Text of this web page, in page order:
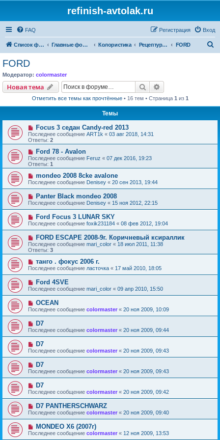
refinish-avtolak.ru
FAQ Вход
Регистрация
Список форумов Главные форумы Колористика Рецептуры участников (архив) FORD
FORD
Модератор: colormaster
Новая тема Поиск
Отметить все темы как прочтённые• 16 тем • Страница 1 из 1
Темы
Focus 3 седан Candy-red 2013
Последнее сообщение ART1k « 03 авг 2018, 14:31
Ответы: 2
Ford 78 - Avalon
Последнее сообщение Feruz « 07 дек 2016, 19:23
Ответы: 1
mondeo 2008 8cke avalone
Последнее сообщение Denisey « 20 сен 2013, 19:44
Panter Black mondeo 2008
Последнее сообщение Denisey « 15 ноя 2012, 22:15
Ford Focus 3 LUNAR SKY
Последнее сообщение foxik231184 « 08 фев 2012, 19:04
FORD ESCAPE 2008-9г. Коричневый ксираллик
Последнее сообщение mari_color « 18 июл 2011, 11:38
Ответы: 3
танго . фокус 2006 г.
Последнее сообщение ласточка « 17 май 2010, 18:05
Ford 4SVE
Последнее сообщение mari_color « 09 апр 2010, 15:50
OCEAN
Последнее сообщение colormaster « 20 ноя 2009, 10:09
D7
Последнее сообщение colormaster « 20 ноя 2009, 09:44
D7
Последнее сообщение colormaster « 20 ноя 2009, 09:43
D7
Последнее сообщение colormaster « 20 ноя 2009, 09:43
D7
Последнее сообщение colormaster « 20 ноя 2009, 09:42
D7 PANTHERSCHWARZ
Последнее сообщение colormaster « 20 ноя 2009, 09:40
MONDEO X6 (2007г)
Последнее сообщение colormaster « 12 ноя 2009, 13:53